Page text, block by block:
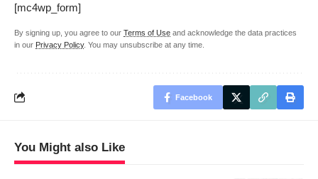
[mc4wp_form]
By signing up, you agree to our Terms of Use and acknowledge the data practices
in our Privacy Policy. You may unsubscribe at any time.
Facebook
You Might also Like